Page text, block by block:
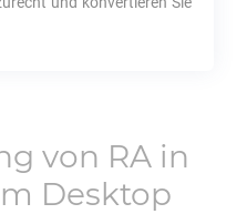
von RAin
Desktop